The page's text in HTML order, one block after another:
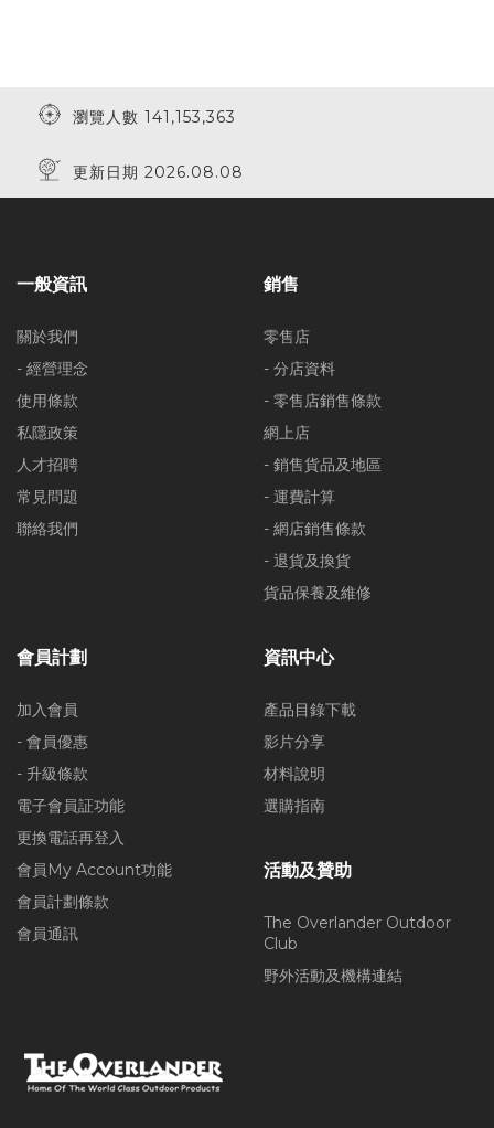
瀏覽人數 141,153,363
更新日期 2026.08.08
一般資訊
關於我們
- 經營理念
使用條款
私隱政策
人才招聘
常見問題
聯絡我們
銷售
零售店
- 分店資料
- 零售店銷售條款
網上店
- 銷售貨品及地區
- 運費計算
- 網店銷售條款
- 退貨及換貨
貨品保養及維修
會員計劃
加入會員
- 會員優惠
- 升級條款
電子會員証功能
更換電話再登入
會員My Account功能
會員計劃條款
會員通訊
資訊中心
產品目錄下載
影片分享
材料說明
選購指南
活動及贊助
The Overlander Outdoor
Club
野外活動及機構連結